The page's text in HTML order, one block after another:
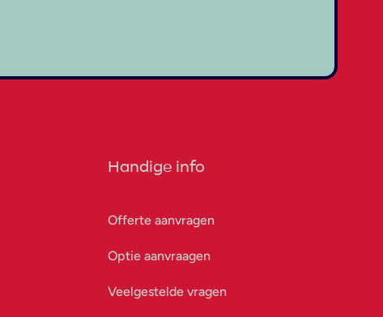
Handige info
Offerte aanvragen
Optie aanvraagen
Veelgestelde vragen